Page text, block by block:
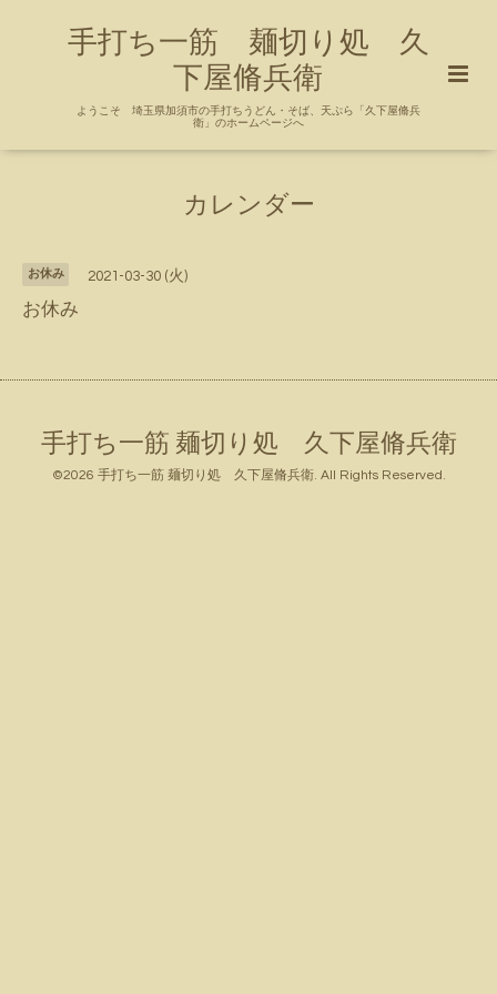
手打ち一筋 麺切り処 久
下屋脩兵衛
ようこそ 埼玉県加須市の手打ちうどん・そば、天ぷら「久下屋脩兵
衛」のホームページへ
カレンダー
お休み 2021-03-30 (火)
お休み
手打ち一筋 麺切り処 久下屋脩兵衛
©2026 手打ち一筋 麺切り処 久下屋脩兵衛. All Rights Reserved.